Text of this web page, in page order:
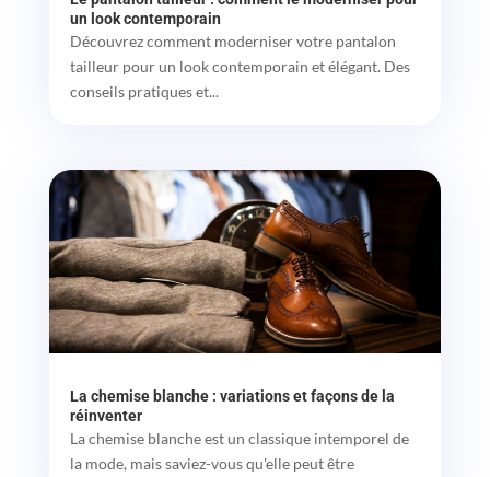
un look contemporain
Découvrez comment moderniser votre pantalon
tailleur pour un look contemporain et élégant. Des
conseils pratiques et...
La chemise blanche : variations et façons de la
réinventer
La chemise blanche est un classique intemporel de
la mode, mais saviez-vous qu'elle peut être